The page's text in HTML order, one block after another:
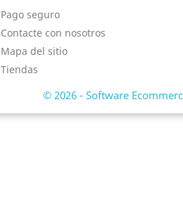
Pago seguro
Contacte con nosotros
Mapa del sitio
Tiendas
© 2026 - Software